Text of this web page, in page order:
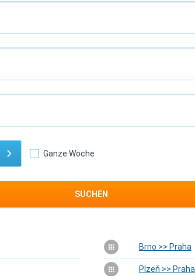
Ganze Woche
SUCHEN
Brno >> Praha
Plzeň >> Praha